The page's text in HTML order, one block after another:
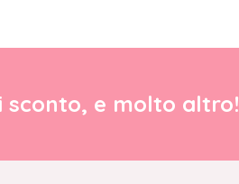
sconto, e molto altro!